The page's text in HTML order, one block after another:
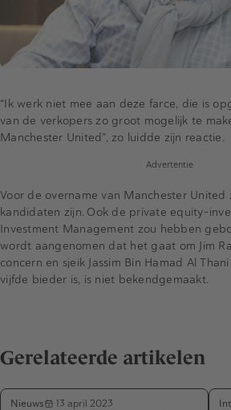
“Ik werk niet mee aan deze farce, die is
van de verkopers zo groot mogelijk te
Manchester United”, zo luidde zijn reactie.
Advertentie
Voor de overname van Manchester United
kandidaten zijn. Ook de private equity-
Investment Management zou hebben
wordt aangenomen dat het gaat om Jim
concern en sjeik Jassim Bin Hamad Al
vijfde bieder is, is niet bekendgemaakt.
Gerelateerde artikelen
Nieuws 13 april 2023